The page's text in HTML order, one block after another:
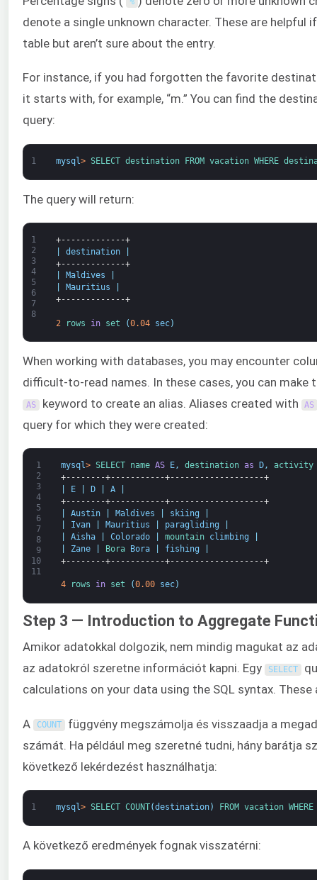
%
denote a single unknown character. These are helpful
table but aren’t sure about the entry.
For instance, if you had forgotten the favorite
it starts with, for example, “m.” You can find the
query:
1 mysql > SELECT destination FROM vacation WHERE
The query will return:
1
2
3
4
5
6
7
8
+-------------+
destination
+-------------+
Maldives
Mauritius
+-------------+
2 rows in set (0.04 sec)
When working with databases, you may encounter
difficult-to-read names. In these cases, you can make
AS keyword to create an alias. Aliases created with AS
query for which they were created:
1
2
3
4
5
6
7
8
9
10
11
mysql> SELECT name AS E, destination as D,
+--------+-----------+-------------------+
E D A
+--------+-----------+-------------------+
Austin Maldives skiing
Ivan Mauritius paragliding
Aisha Colorado mountain climbing
Zane Bora Bora fishing
+--------+-----------+-------------------+
4 rows in set (0.00 sec)
Step 3 — Introduction to Aggregate
Amikor adatokkal dolgozik, nem mindig magukat az
az adatokról szeretne információt kapni. Egy
SELECT
calculations on your data using the SQL syntax.
A COUNT függvény megszámolja és visszaadja a
számát. Ha például meg szeretné tudni, hány barátja
következő lekérdezést használhatja:
1 mysql> SELECT COUNT(destination) FROM vacation
A következő eredmények fognak visszatérni: